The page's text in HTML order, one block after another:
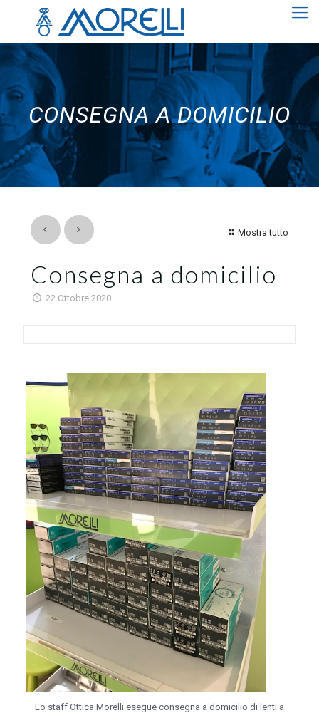
CONSEGNA A DOMICILIO
Mostra tutto
Consegna a domicilio
22 Ottobre 2020
Lo staff Ottica Morelli esegue consegna a domicilio di lenti a